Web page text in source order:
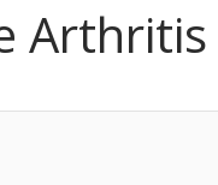
Arthritis